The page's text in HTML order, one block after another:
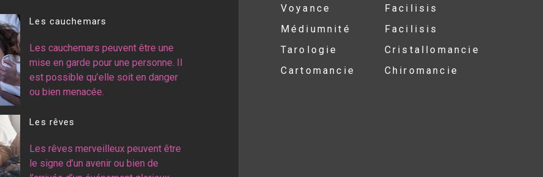
Les cauchemars
Les cauchemars peuvent être une
mise en garde pour une personne. Il
est possible qu’elle soit en danger
ou bien menacée.
Les rêves
Les rêves merveilleux peuvent être
le signe d’un avenir ou bien de
Voyance
Médiumnité
Tarologie
Cartomancie
Facilisis
Facilisis
Cristallomancie
Chiromancie